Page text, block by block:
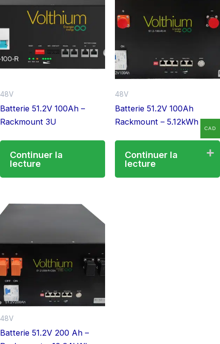
48V
Batterie 51.2V 100Ah –
Rackmount 3U
Continuer la
lecture
48V
Batterie 51.2V 100Ah
Rackmount – 5.12kWh ESS
Continuer la
lecture
48V
Batterie 51.2V 200 Ah –
CAD